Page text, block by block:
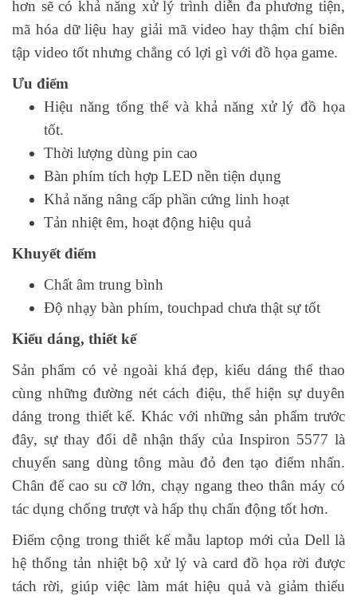
hơn sẽ có khả năng xử lý trình diễn đa phương tiện,
mã hóa dữ liệu hay giải mã video hay thậm chí biên
tập video tốt nhưng chẳng có lợi gì với đồ họa game.
Ưu điểm
Hiệu năng tổng thể và khả năng xử lý đồ họa
tốt.
Thời lượng dùng pin cao
Bàn phím tích hợp LED nền tiện dụng
Khả năng nâng cấp phần cứng linh hoạt
Tản nhiệt êm, hoạt động hiệu quả
Khuyết điểm
Chất âm trung bình
Độ nhạy bàn phím, touchpad chưa thật sự tốt
Kiểu dáng, thiết kế
Sản phẩm có vẻ ngoài khá đẹp, kiểu dáng thể thao
cùng những đường nét cách điệu, thể hiện sự duyên
dáng trong thiết kế. Khác với những sản phẩm trước
đây, sự thay đổi dễ nhận thấy của Inspiron 5577 là
chuyển sang dùng tông màu đỏ đen tạo điểm nhấn.
Chân đế cao su cỡ lớn, chạy ngang theo thân máy có
tác dụng chống trượt và hấp thụ chấn động tốt hơn.
Điểm cộng trong thiết kế mẫu laptop mới của Dell là
hệ thống tản nhiệt bộ xử lý và card đồ họa rời được
tách rời, giúp việc làm mát hiệu quả và giảm thiểu